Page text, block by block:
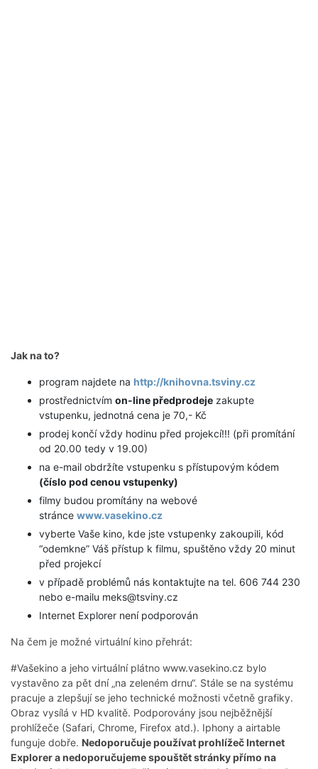
Jak na to?
program najdete na http://knihovna.tsviny.cz
prostřednictvím on-line předprodeje zakupte
vstupenku, jednotná cena je 70,- Kč
prodej končí vždy hodinu před projekcí!!! (při promítání
od 20.00 tedy v 19.00)
na e-mail obdržíte vstupenku s přístupovým kódem
(číslo pod cenou vstupenky)
filmy budou promítány na webové
stránce www.vasekino.cz
vyberte Vaše kino, kde jste vstupenky zakoupili, kód
“odemkne” Váš přístup k filmu, spuštěno vždy 20 minut
před projekcí
v případě problémů nás kontaktujte na tel. 606 744 230
nebo e-mailu meks@tsviny.cz
Internet Explorer není podporován
Na čem je možné virtuální kino přehrát:
#Vašekino a jeho virtuální plátno www.vasekino.cz bylo
vystavěno za pět dní „na zeleném drnu“. Stále se na systému
pracuje a zlepšují se jeho technické možnosti včetně grafiky.
Obraz vysílá v HD kvalitě. Podporovány jsou nejběžnější
prohlížeče (Safari, Chrome, Firefox atd.). Iphony a airtable
funguje dobře. Nedoporučuje používat prohlížeč Internet
Explorer a nedoporučujeme spouštět stránky přímo na